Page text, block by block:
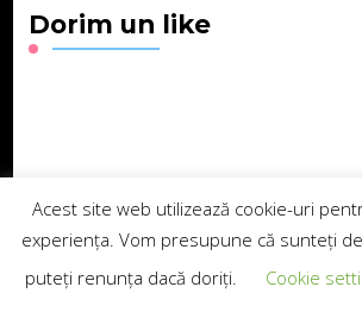
Dorim un like
Legături Utile
Acest site web utilizează cookie-uri
experiența. Vom presupune că sunteți
puteți renunța dacă doriți.
Cookie